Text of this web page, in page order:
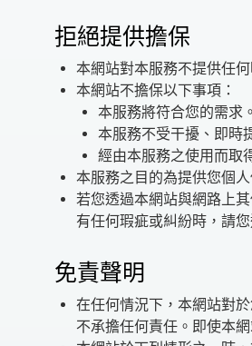
拒絕提供擔保
本網站對本服務不提供任
本網站不擔保以下事項：
本服務將符合您的需求。
本服務不受干擾、即時
經由本服務之使用而取
本服務之目的為提供您個
若您透過本網站與網路上
有任何瑕疵或糾紛時，請
免責聲明
在任何情況下，本網站對
不承擔任何責任。即使本